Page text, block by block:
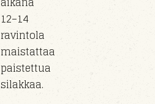
12–14
ravintola
maistattaa
paistettua
silakkaa.